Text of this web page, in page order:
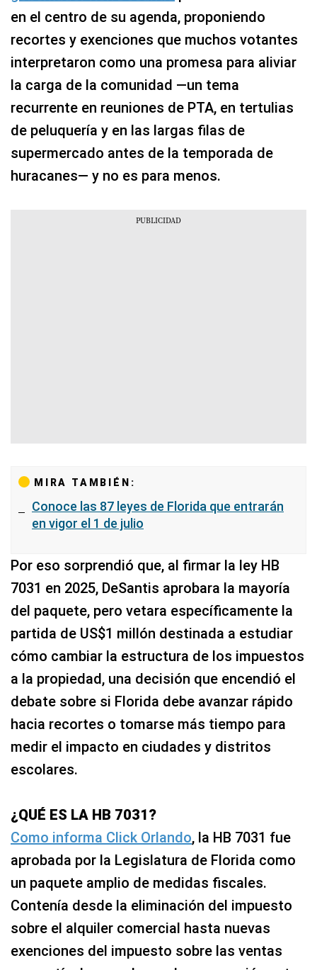
en el centro de su agenda, proponiendo
recortes y exenciones que muchos votantes
interpretaron como una promesa para aliviar
la carga de la comunidad —un tema
recurrente en reuniones de PTA, en tertulias
de peluquería y en las largas filas de
supermercado antes de la temporada de
huracanes— y no es para menos.
MIRA TAMBIÉN:
Conoce las 87 leyes de Florida que entrarán
en vigor el 1 de julio
Por eso sorprendió que, al firmar la ley HB
7031 en 2025, DeSantis aprobara la mayoría
del paquete, pero vetara específicamente la
partida de US$1 millón destinada a estudiar
cómo cambiar la estructura de los impuestos
a la propiedad, una decisión que encendió el
debate sobre si Florida debe avanzar rápido
hacia recortes o tomarse más tiempo para
medir el impacto en ciudades y distritos
escolares.
¿QUÉ ES LA HB 7031?
Como informa Click Orlando, la HB 7031 fue
aprobada por la Legislatura de Florida como
un paquete amplio de medidas fiscales.
Contenía desde la eliminación del impuesto
sobre el alquiler comercial hasta nuevas
exenciones del impuesto sobre las ventas